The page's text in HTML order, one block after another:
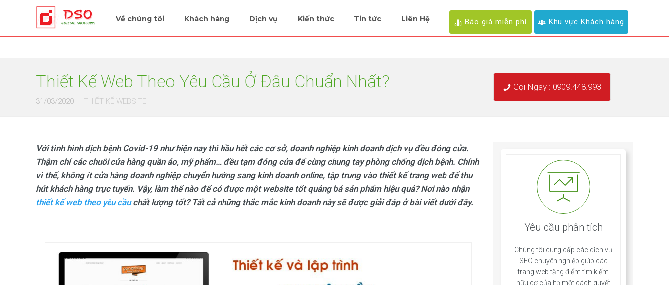
Tiếp sức cùng doanh nghiệp
Về chúng tôi
Khách hàng Dịch vụ Kiến thức Tin tức Liên Hệ Báo giá miễn phí Khu vực Khách hàng
Thiết Kế Web Theo Yêu Cầu Ở Đâu Chuẩn Nhất?
31/03/2020 THIẾT KẾ WEBSITE
Gọi Ngay : 0909.448.993
Với tình hình dịch bệnh Covid-19 như hiện nay thì hầu hết các cơ sở, doanh nghiệp kinh doanh dịch vụ đều đóng cửa.
Thậm chí các chuỗi cửa hàng quần áo, mỹ phẩm… đều tạm đóng cửa để cùng chung tay phòng chống dịch bệnh. Chính
vì thế, không ít cửa hàng doanh nghiệp chuyển hướng sang kinh doanh online, tập trung vào thiết kế trang web để thu
hút khách hàng trực tuyến. Vậy, làm thế nào để có được một website tốt quảng bá sản phẩm hiệu quả? Nơi nào nhận
thiết kế web theo yêu cầuchất lượng tốt? Tất cả những thắc mắc kinh doanh này sẽ được giải đáp ở bài viết dưới đây.
Yêu cầu phân tích
Chúng tôi cung cấp các dịch vụ
SEO chuyên nghiệp giúp các
trang web tăng điểm tìm kiếm
hữu cơ của họ một cách quyết